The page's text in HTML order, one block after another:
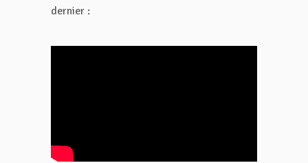
dernier :